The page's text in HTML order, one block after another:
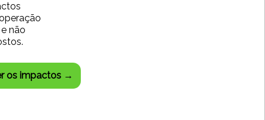
não
os impactos →